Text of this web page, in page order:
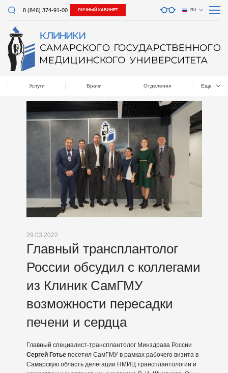
8 (846) 374-91-00 ЛИЧНЫЙ КАБИНЕТ RU
Услуги Врачи Отделения Еще
29.03.2022
Главный трансплантолог
России обсудил с коллегами
из Клиник СамГМУ
возможности пересадки
печени и сердца
Главный специалист-трансплантолог Минздрава России
Сергей Готьепосетил СамГМУ в рамках рабочего визита в
Самарскую область делегации НМИЦ трансплантологии и